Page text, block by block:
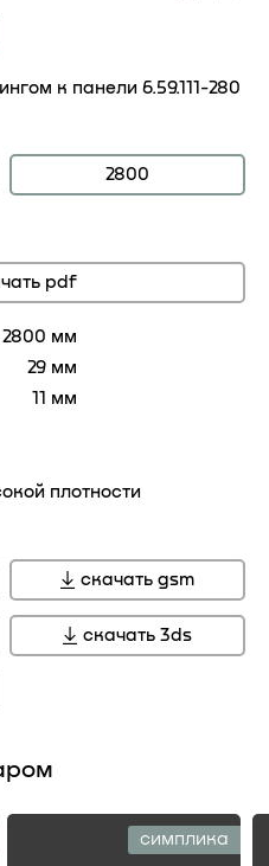
к панели 6.59.111-280
2800
pdf
2800 мм
29 мм
11 мм
плотности
скачать gsm
скачать 3ds
симплика